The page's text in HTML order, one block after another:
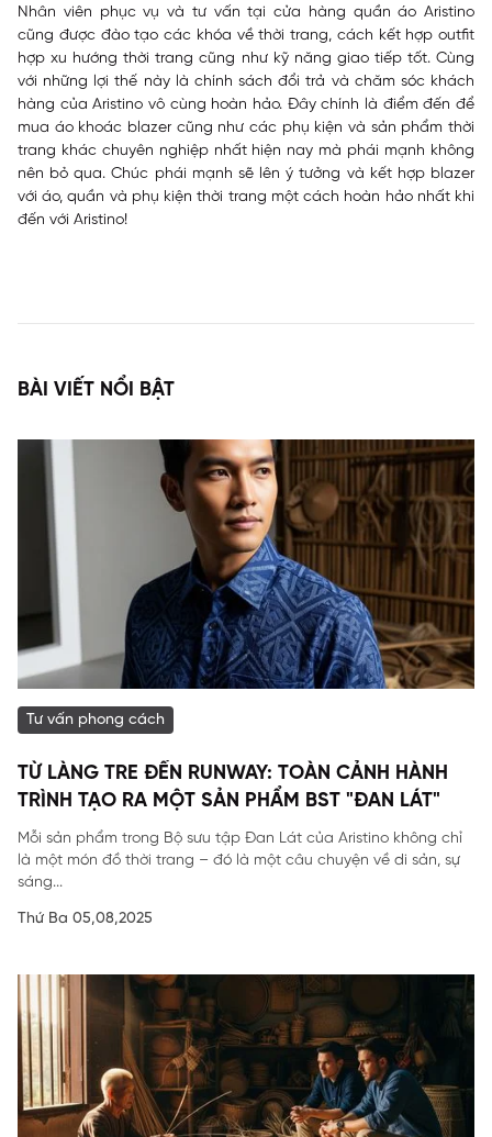
Nhân viên phục vụ và tư vấn tại cửa hàng quần áo Aristino
cũng được đào tạo các khóa về thời trang, cách kết hợp outfit
hợp xu hướng thời trang cũng như kỹ năng giao tiếp tốt. Cùng
với những lợi thế này là chính sách đổi trả và chăm sóc khách
hàng của Aristino vô cùng hoàn hảo. Đây chính là điểm đến để
mua áo khoác blazer cũng như các phụ kiện và sản phẩm thời
trang khác chuyên nghiệp nhất hiện nay mà phái mạnh không
nên bỏ qua. Chúc phái mạnh sẽ lên ý tưởng và kết hợp blazer
với áo, quần và phụ kiện thời trang một cách hoàn hảo nhất khi
đến với Aristino!
BÀI VIẾT NỔI BẬT
Tư vấn phong cách
TỪ LÀNG TRE ĐẾN RUNWAY: TOÀN CẢNH HÀNH
TRÌNH TẠO RA MỘT SẢN PHẨM BST "ĐAN LÁT"
Mỗi sản phẩm trong Bộ sưu tập Đan Lát của Aristino không chỉ
là một món đồ thời trang – đó là một câu chuyện về di sản, sự
sáng...
Thứ Ba 05,08,2025